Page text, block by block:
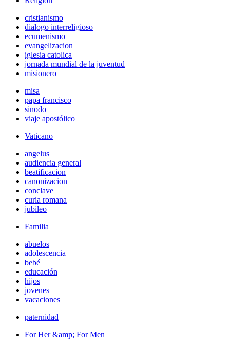
cristianismo
dialogo interreligioso
ecumenismo
evangelizacion
iglesia catolica
jornada mundial de la juventud
misionero
misa
papa francisco
sinodo
viaje apostólico
Vaticano
angelus
audiencia general
beatificacion
canonizacion
conclave
curia romana
jubileo
Familia
abuelos
adolescencia
bebé
educación
hijos
jovenes
vacaciones
paternidad
For Her &amp; For Men